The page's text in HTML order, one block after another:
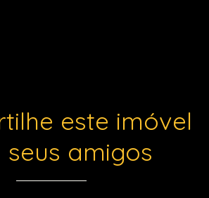
este imóvel
seus amigos